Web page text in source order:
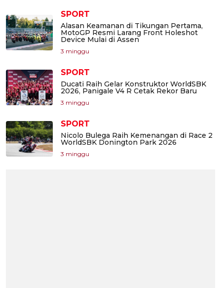
SPORT
Alasan Keamanan di Tikungan Pertama,
MotoGP Resmi Larang Front Holeshot
Device Mulai di Assen
3 minggu
SPORT
Ducati Raih Gelar Konstruktor WorldSBK
2026, Panigale V4 R Cetak Rekor Baru
3 minggu
SPORT
Nicolo Bulega Raih Kemenangan di Race 2
WorldSBK Donington Park 2026
3 minggu